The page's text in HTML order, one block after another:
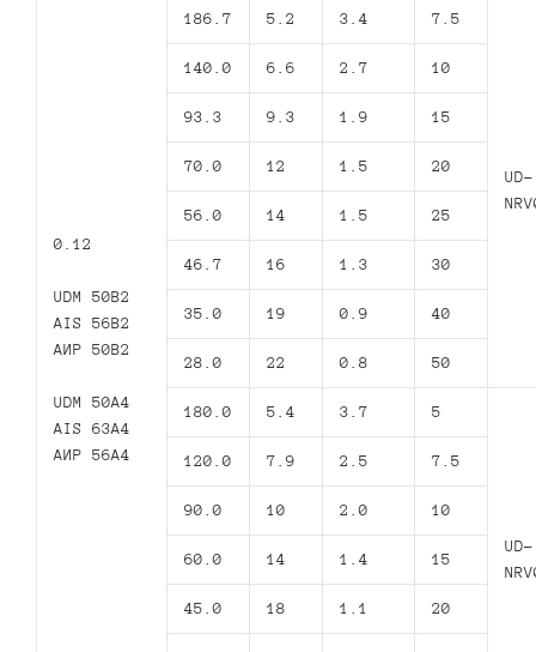
0.12
UDM 50B2
AIS 56B2
АИР 50В2
UDM 50A4
AIS 63A4
АИР 56А4
186.7 5.2 3.4 7.5
UD-
140.0 6.6 2.7 10
93.3 9.3 1.9 15
70.0 12 1.5 20
56.0 14 1.5 25
46.7 16 1.3 30
35.0 19 0.9 40
28.0 22 0.8 50
180.0 5.4 3.7 5
UD-
120.0 7.9 2.5 7.5
90.0 10 2.0 10
60.0 14 1.4 15
45.0 18 1.1 20